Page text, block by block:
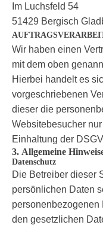
Im Luchsfeld 54
51429 Bergisch
Wir haben einen
mit dem oben
Hierbei handelt es
vorgeschriebenen
dieser die
Websitebesucher
Einhaltung der
3. Allgemeine
Datenschutz
Die Betreiber dieser
persönlichen Daten
personenbezogenen
den gesetzlichen